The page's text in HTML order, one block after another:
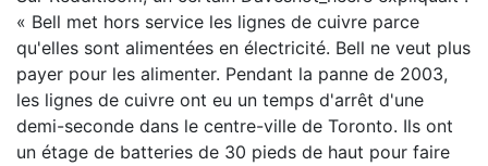
« Bell met hors service les lignes de cuivre parce
qu'elles sont alimentées en électricité. Bell ne veut plus
payer pour les alimenter. Pendant la panne de 2003,
les lignes de cuivre ont eu un temps d'arrêt d'une
demi-seconde dans le centre-ville de Toronto. Ils ont
un étage de batteries de 30 pieds de haut pour faire